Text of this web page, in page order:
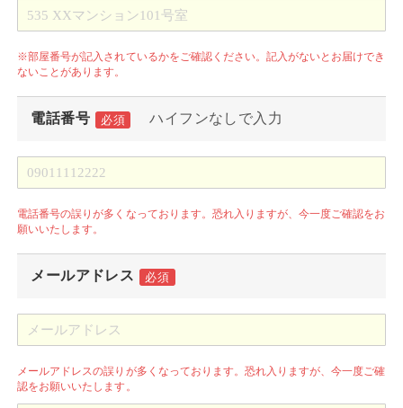
※部屋番号が記入されているかをご確認ください。記入がないとお届けでき
ないことがあります。
電話番号 必須 ハイフンなしで入力
電話番号の誤りが多くなっております。恐れ入りますが、今一度ご確認をお
願いいたします。
メールアドレス 必須
メールアドレスの誤りが多くなっております。恐れ入りますが、今一度ご確
認をお願いいたします。